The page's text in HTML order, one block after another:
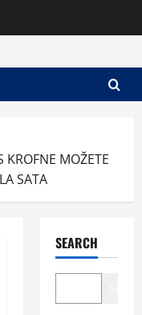
KROFNE MOŽETE
SATA
SEARCH